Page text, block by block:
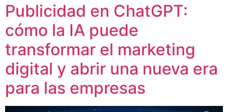
Publicidad en ChatGPT:
cómo la IA puede
transformar el marketing
digital y abrir una nueva era
para las empresas